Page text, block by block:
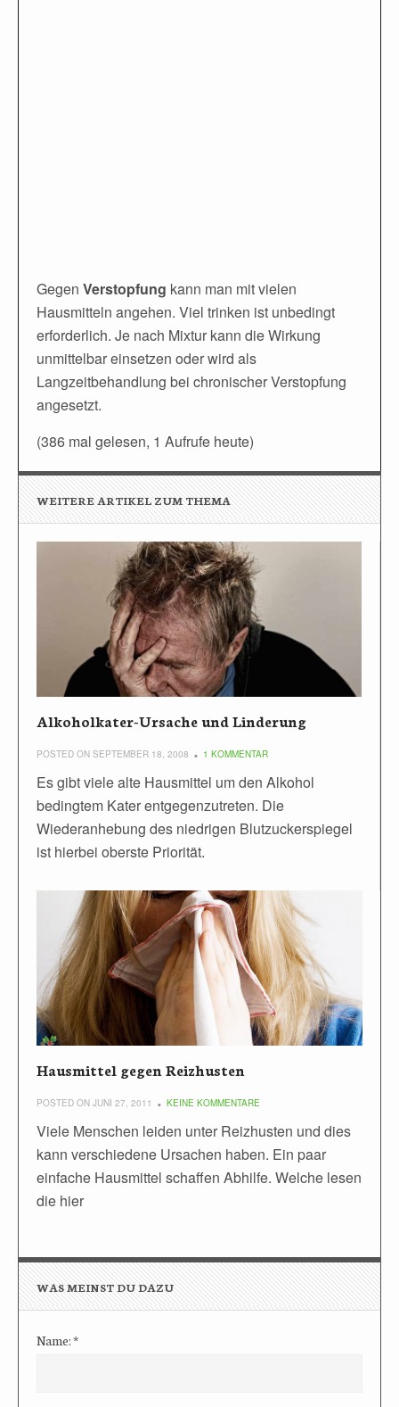
Gegen Verstopfung kann man mit vielen
Hausmitteln angehen. Viel trinken ist unbedingt
erforderlich. Je nach Mixtur kann die Wirkung
unmittelbar einsetzen oder wird als
Langzeitbehandlung bei chronischer Verstopfung
angesetzt.
(386 mal gelesen, 1 Aufrufe heute)
WEITERE ARTIKEL ZUM THEMA
Alkoholkater-Ursache und Linderung
POSTED ON SEPTEMBER 18, 2008 1 KOMMENTAR
Es gibt viele alte Hausmittel um den Alkohol
bedingtem Kater entgegenzutreten. Die
Wiederanhebung des niedrigen Blutzuckerspiegel
ist hierbei oberste Priorität.
Hausmittel gegen Reizhusten
POSTED ON JUNI 27, 2011 KEINE KOMMENTARE
Viele Menschen leiden unter Reizhusten und dies
kann verschiedene Ursachen haben. Ein paar
einfache Hausmittel schaffen Abhilfe. Welche lesen
die hier
WAS MEINST DU DAZU
Name:*